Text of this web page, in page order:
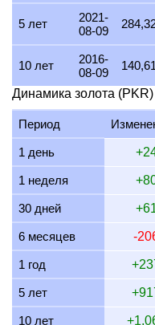
19 июля 2026
18 июля 2026
17 июля 2026
16 июля 2026
15 июля 2026
14 июля 2026
13 июля 2026
12 июля 2026
11 июля 2026
10 июля 2026
5 лет
2021-
08-09
10 лет
2016-
08-09
Динамика золота (PKR)
Период
1 день
1 неделя
30 дней
6 месяцев -
1 год
5 лет
10 лет